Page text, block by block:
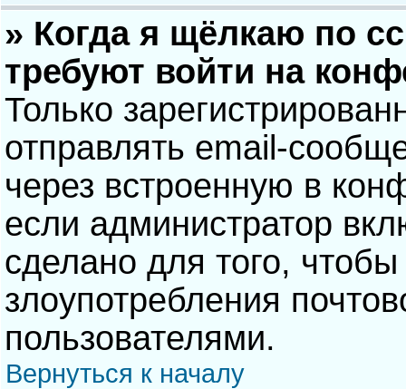
» Когда я щёлкаю по
требуют войти на
Только
отправлять email-
через встроенную в
если администратор
сделано для того, чтобы
злоупотребления
пользователями.
Вернуться к началу